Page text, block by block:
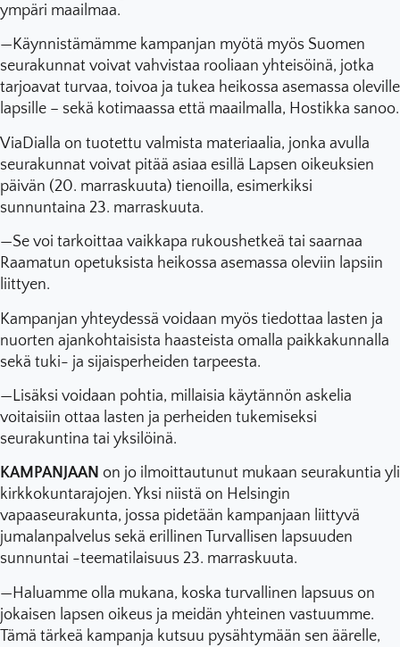
ympäri maailmaa.
—Käynnistämämme kampanjan myötä myös Suomen
seurakunnat voivat vahvistaa rooliaan yhteisöinä, jotka
tarjoavat turvaa, toivoa ja tukea heikossa asemassa oleville
lapsille – sekä kotimaassa että maailmalla, Hostikka sanoo.
ViaDialla on tuotettu valmista materiaalia, jonka avulla
seurakunnat voivat pitää asiaa esillä Lapsen oikeuksien
päivän (20. marraskuuta) tienoilla, esimerkiksi
sunnuntaina 23. marraskuuta.
—Se voi tarkoittaa vaikkapa rukoushetkeä tai saarnaa
Raamatun opetuksista heikossa asemassa oleviin lapsiin
liittyen.
Kampanjan yhteydessä voidaan myös tiedottaa lasten ja
nuorten ajankohtaisista haasteista omalla paikkakunnalla
sekä tuki- ja sijaisperheiden tarpeesta.
—Lisäksi voidaan pohtia, millaisia käytännön askelia
voitaisiin ottaa lasten ja perheiden tukemiseksi
seurakuntina tai yksilöinä.
KAMPANJAAN on jo ilmoittautunut mukaan seurakuntia yli
kirkkokuntarajojen. Yksi niistä on Helsingin
vapaaseurakunta, jossa pidetään kampanjaan liittyvä
jumalanpalvelus sekä erillinen Turvallisen lapsuuden
sunnuntai -teematilaisuus 23. marraskuuta.
—Haluamme olla mukana, koska turvallinen lapsuus on
jokaisen lapsen oikeus ja meidän yhteinen vastuumme.
Tämä tärkeä kampanja kutsuu pysähtymään sen äärelle,